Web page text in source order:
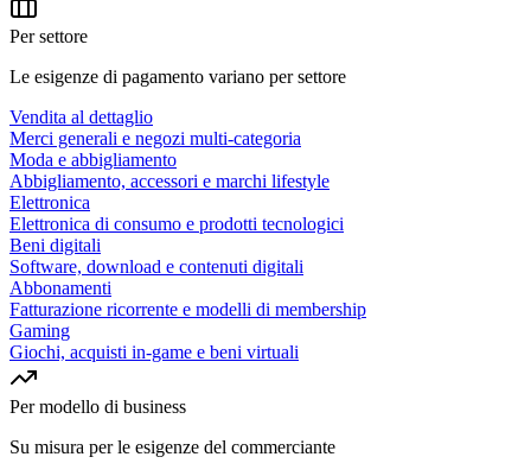
Per settore
Le esigenze di pagamento variano per settore
Vendita al dettaglio
Merci generali e negozi multi-categoria
Moda e abbigliamento
Abbigliamento, accessori e marchi lifestyle
Elettronica
Elettronica di consumo e prodotti tecnologici
Beni digitali
Software, download e contenuti digitali
Abbonamenti
Fatturazione ricorrente e modelli di membership
Gaming
Giochi, acquisti in-game e beni virtuali
Per modello di business
Su misura per le esigenze del commerciante